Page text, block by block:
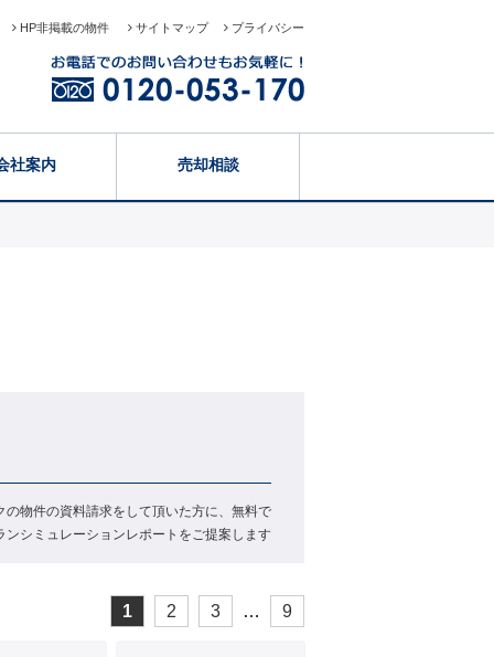
HP非掲載の物件 サイトマップ プライバシー
社案内 売却相談
の物件の資料請求をして頂いた方に、無料で
ンシミュレーションレポートをご提案します
1 2 3 … 9